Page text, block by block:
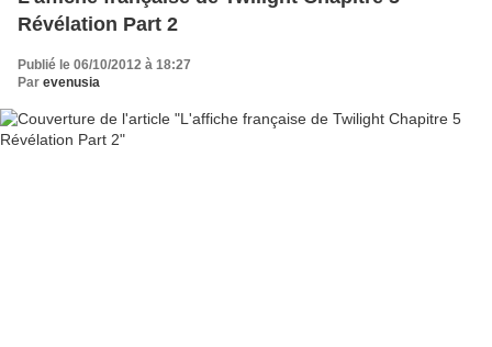
Révélation Part 2
Publié le 06/10/2012 à 18:27
Par evenusia